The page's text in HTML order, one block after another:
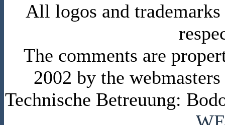
All logos and
The comments are
2002 by the
Technische Betreuung: